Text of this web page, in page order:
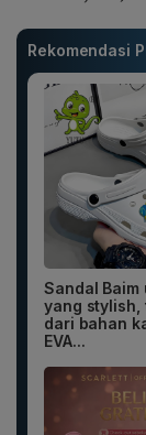
Rekomendasi
Sandal Baim
yang stylish,
dari bahan
EVA...